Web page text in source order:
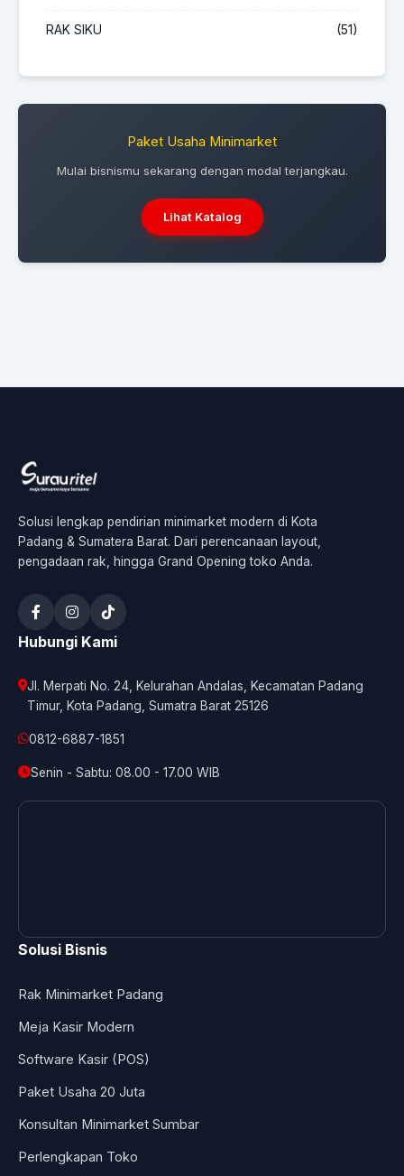
RAK SIKU (51)
Paket Usaha Minimarket
Mulai bisnismu sekarang dengan modal terjangkau.
Lihat Katalog
Solusi lengkap pendirian minimarket modern di Kota
Padang & Sumatera Barat. Dari perencanaan layout,
pengadaan rak, hingga Grand Opening toko Anda.
Hubungi Kami
Jl. Merpati No. 24, Kelurahan Andalas, Kecamatan Padang
Timur, Kota Padang, Sumatra Barat 25126
0812-6887-1851
Senin - Sabtu: 08.00 - 17.00 WIB
Solusi Bisnis
Rak Minimarket Padang
Meja Kasir Modern
Software Kasir (POS)
Paket Usaha 20 Juta
Konsultan Minimarket Sumbar
Perlengkapan Toko